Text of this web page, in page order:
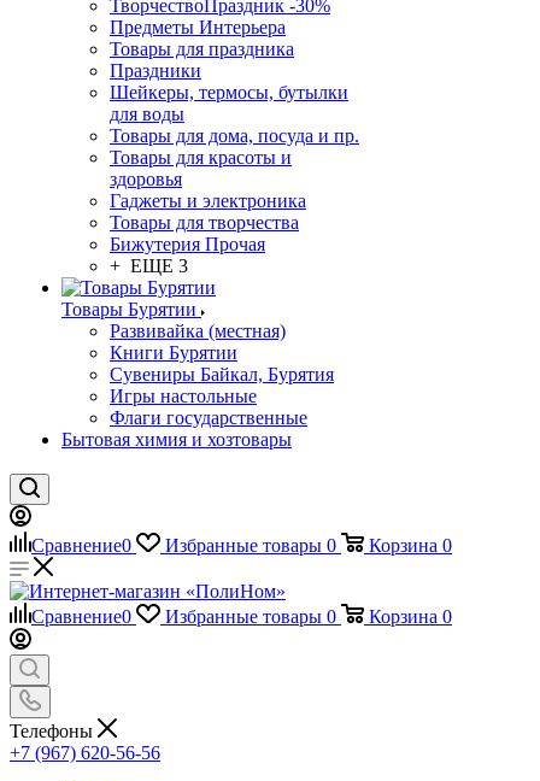
ТворчествоПраздник -30%
Предметы Интерьера
Товары для праздника
Праздники
Шейкеры, термосы, бутылки
для воды
Товары для дома, посуда и пр.
Товары для красоты и
здоровья
Гаджеты и электроника
Товары для творчества
Бижутерия Прочая
+ ЕЩЕ 3
Товары Бурятии
Развивайка (местная)
Книги Бурятии
Сувениры Байкал, Бурятия
Игры настольные
Флаги государственные
Бытовая химия и хозтовары
Сравнение0 Избранные товары 0 Корзина 0
Сравнение0 Избранные товары 0 Корзина 0
Телефоны
+7 (967) 620-56-56